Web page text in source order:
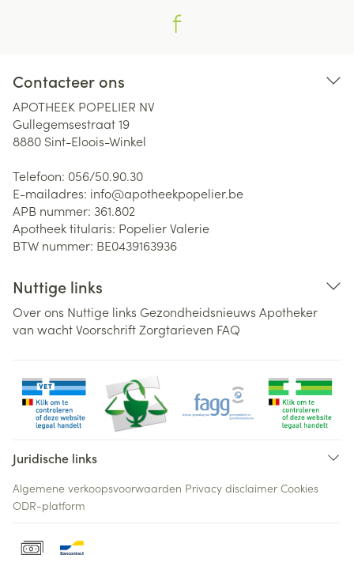
Contacteer ons
APOTHEEK POPELIER NV
Gullegemsestraat 19
8880 Sint-Eloois-Winkel
Telefoon: 056/50.90.30
E-mailadres: info@apotheekpopelier.be
APB nummer: 361.802
Apotheek titularis: Popelier Valerie
BTW nummer: BE0439163936
Nuttige links
Over ons Nuttige links Gezondheidsnieuws Apotheker
van wachtVoorschriftZorgtarieven FAQ
Juridische links
Algemene verkoopsvoorwaarden Privacy disclaimer Cookies
ODR-platform